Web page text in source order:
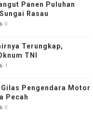
Panen Puluhan
Rasau
0
Terungkap,
TNI
1
Pengendara Motor
Pecah
0